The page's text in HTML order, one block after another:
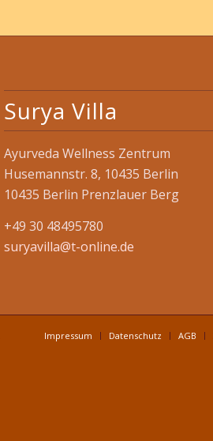
Surya Villa
Ayurveda Wellness Zentrum
Husemannstr. 8, 10435 Berlin
10435 Berlin Prenzlauer Berg
+49 30 48495780
suryavilla@t-online.de
Impressum Datenschutz AGB